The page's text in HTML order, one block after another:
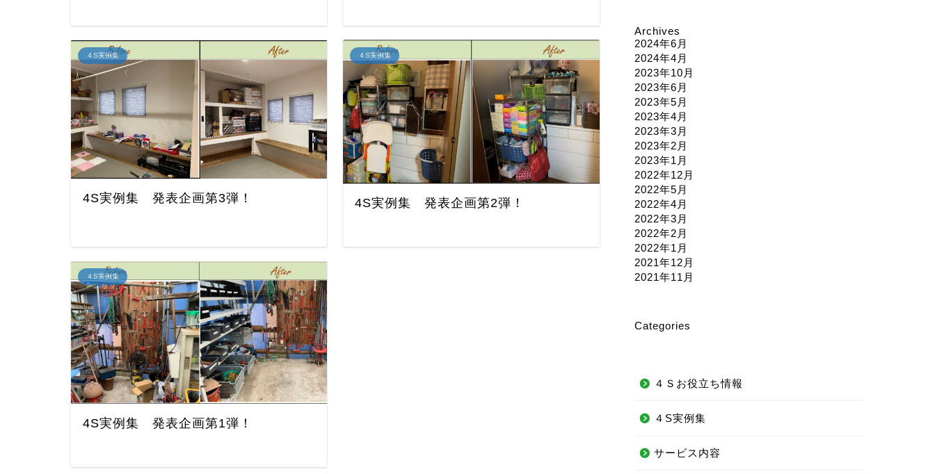
４S実例集
4S実例集 発表企画第3弾！
４S実例集
4S実例集 発表企画第2弾！
４S実例集
4S実例集 発表企画第1弾！
Archives
2024年6月
2024年4月
2023年10月
2023年6月
2023年5月
2023年4月
2023年3月
2023年2月
2023年1月
2022年12月
2022年5月
2022年4月
2022年3月
2022年2月
2022年1月
2021年12月
2021年11月
Categories
４Ｓお役立ち情報
４S実例集
サービス内容